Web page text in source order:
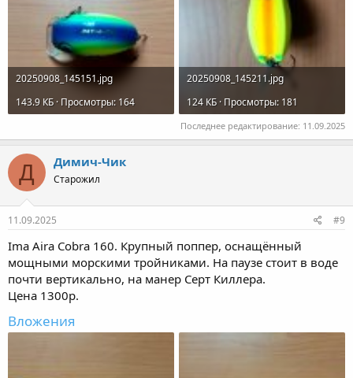
20250908_145151.jpg
143.9 КБ · Просмотры: 164
20250908_145211.jpg
124 КБ · Просмотры: 181
Последнее редактирование: 11.09.2025
Д Димич-Чик
Старожил
11.09.2025 #9
Ima Aira Cobra 160. Крупный поппер, оснащённый
мощными морскими тройниками. На паузе стоит в воде
почти вертикально, на манер Серт Киллера.
Цена 1300р.
Вложения